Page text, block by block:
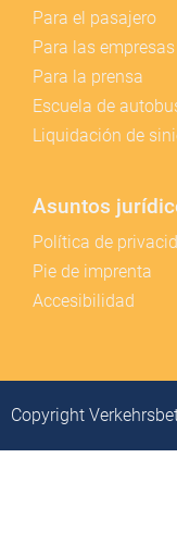
Para el pasajero
Para las empresas
Para la prensa
Escuela de
Liquidación de
Asuntos
Política de
Pie de imprenta
Accesibilidad
Copyright